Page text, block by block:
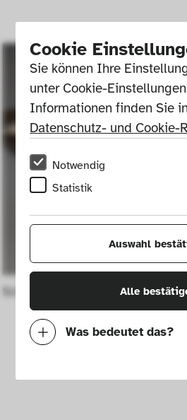
Cookie
Sie können Ihre
unter Cookie-
Datenschutz- und Cookie-
Notwendig
Statistik
Auswahl
Alle
Was bedeutet das?
Mit diesen Cookies
Schale